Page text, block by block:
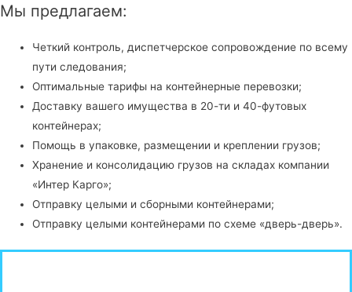
Мы предлагаем:
Четкий контроль, диспетчерское сопровождение по всему
пути следования;
Оптимальные тарифы на контейнерные перевозки;
Доставку вашего имущества в 20-ти и 40-футовых
контейнерах;
Помощь в упаковке, размещении и креплении грузов;
Хранение и консолидацию грузов на складах компании
«Интер Карго»;
Отправку целыми и сборными контейнерами;
Отправку целыми контейнерами по схеме «дверь-дверь».